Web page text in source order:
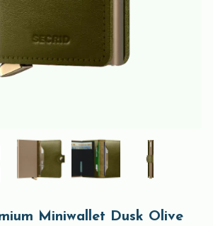
Miniwallet Dusk Olive